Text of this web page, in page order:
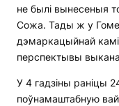
не былі вынесеныя
Сожа. Тады ж у
дэмаркацыйнай
перспектывы
У 4 гадзіны раніцы
поўнамаштабную